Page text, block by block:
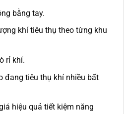
bằng tay.
khí tiêu thụ theo từng khu
rỉ khí.
đang tiêu thụ khí nhiều bất
hiệu quả tiết kiệm năng